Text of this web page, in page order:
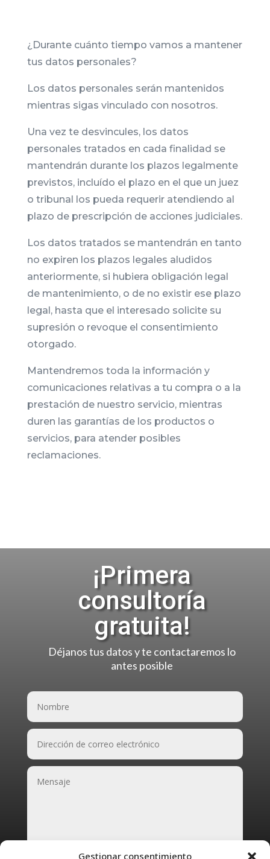
Gestionar consentimiento
¿Durante cuánto tiempo vamos a mantener
tus datos personales?
Los datos personales serán mantenidos
mientras sigas vinculado con nosotros.
Una vez te desvincules, los datos
personales tratados en cada finalidad se
mantendrán durante los plazos legalmente
previstos, incluído el plazo en el que un juez
o tribunal los pueda requerir atendiendo al
plazo de prescripción de acciones judiciales.
Los datos tratados se mantendrán en tanto
no expiren los plazos legales aludidos
anteriormente, si hubiera obligación legal
de mantenimiento, o de no existir ese plazo
legal, hasta que el interesado solicite su
supresión o revoque el consentimiento
otorgado.
Mantendremos toda la información y
comunicaciones relativas a tu compra o a la
prestación de nuestro servicio, mientras
duren las garantías de los productos o
servicios, para atender posibles
reclamaciones.
¡Primera
consultoría
gratuita!
Déjanos tus datos y te contactaremos lo
antes posible